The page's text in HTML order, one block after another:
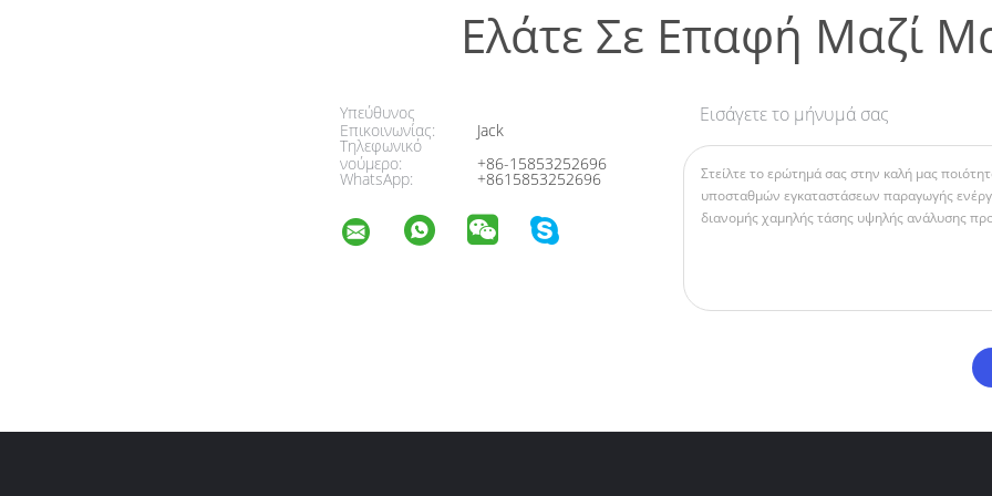
Ελάτε Σε Επαφή Μαζί
Υπεύθυνος
Επικοινωνίας:
Jack
Τηλεφωνικό
νούμερο:
+86-15853252696
WhatsApp: +8615853252696
Εισάγετε το μήνυμά σας